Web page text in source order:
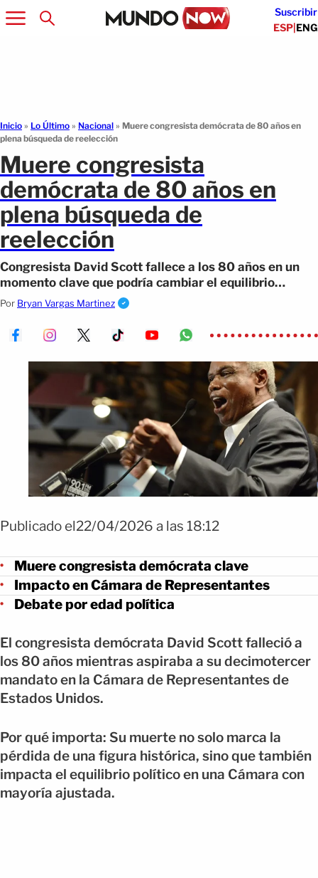
Suscribir
ESP|ENG
Inicio » Lo Último » Nacional » Muere congresista demócrata de 80 años en
plena búsqueda de reelección
Muere congresista
demócrata de 80 años en
plena búsqueda de
reelección
Congresista David Scott fallece a los 80 años en un
momento clave que podría cambiar el equilibrio
político en EE.UU.
Por Bryan Vargas Martinez
Publicado el22/04/2026 a las 18:12
Muere congresista demócrata clave
Impacto en Cámara de Representantes
Debate por edad política
El congresista demócrata David Scott falleció a
los 80 años mientras aspiraba a su decimotercer
mandato en la Cámara de Representantes de
Estados Unidos.
Por qué importa: Su muerte no solo marca la
pérdida de una figura histórica, sino que también
impacta el equilibrio político en una Cámara con
mayoría ajustada.